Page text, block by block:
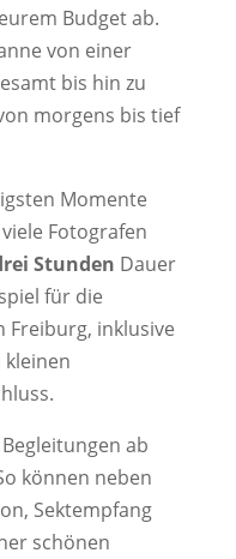
Budget ab.
von einer
bis hin zu
morgens bis tief
Momente
Fotografen
Stunden Dauer
für die
Freiburg, inklusive
ab
können neben
Sektempfang
schönen